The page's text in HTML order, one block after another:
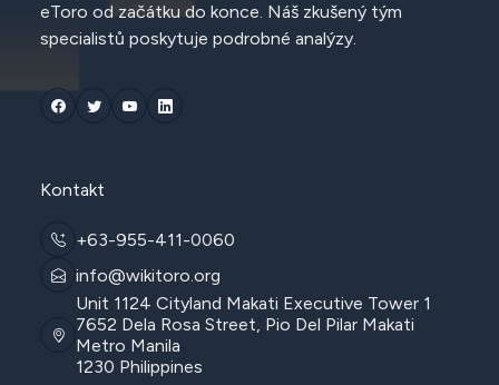
eToro od začátku do konce. Náš zkušený tým
specialistů poskytuje podrobné analýzy.
Kontakt
+63-955-411-0060
info@wikitoro.org
Unit 1124 Cityland Makati Executive Tower 1
7652 Dela Rosa Street, Pio Del Pilar Makati
Metro Manila
1230 Philippines